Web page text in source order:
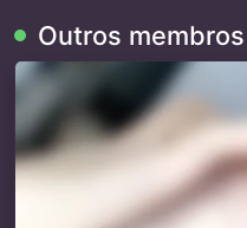
Outros